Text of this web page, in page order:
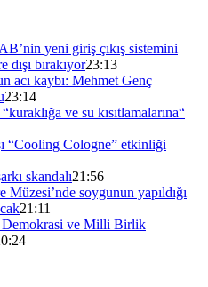
yeni giriş çıkış sistemini
bırakıyor23:13
acı kaybı: Mehmet Genç
23:14
ve su kısıtlamalarına“
“Cooling Cologne” etkinliği
skandalı21:56
Müzesi’nde soygunun yapıldığı
21:11
Demokrasi ve Milli Birlik